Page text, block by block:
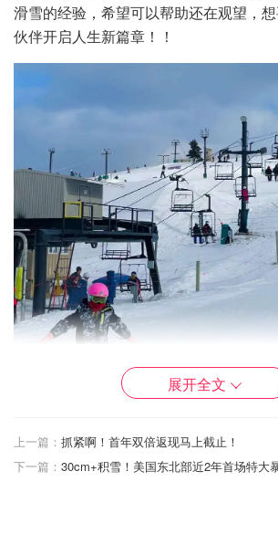
滑雪的经验，希望可以帮助还在观望，
伙伴开启人生新篇章！！
Mt.Brighton Ski
话不多说，本篇文章干货满满，让我们一
面纱，让你在雪地里尽情飞舞！大家可
多支持哟！！
展开全文
上一篇： 抓紧啊！首年双倍返现马上截止！
下一篇： 30cm+积雪！美国东北部近2年首场特大